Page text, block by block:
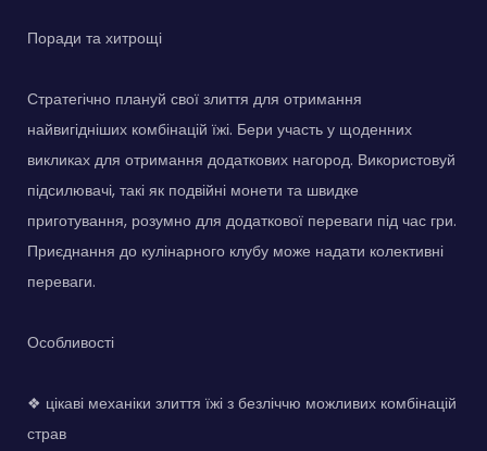
Поради та хитрощі
Стратегічно плануй свої злиття для отримання
найвигідніших комбінацій їжі. Бери участь у щоденних
викликах для отримання додаткових нагород. Використовуй
підсилювачі, такі як подвійні монети та швидке
приготування, розумно для додаткової переваги під час гри.
Приєднання до кулінарного клубу може надати колективні
переваги.
Особливості
❖ цікаві механіки злиття їжі з безліччю можливих комбінацій
страв